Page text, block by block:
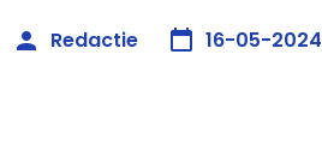
Redactie 16-05-2024